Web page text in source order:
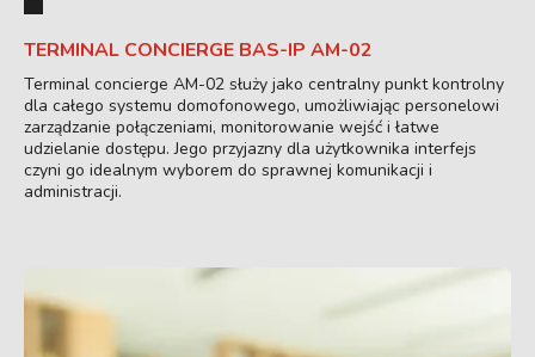
TERMINAL CONCIERGE BAS-IP AM-02
Terminal concierge AM-02 służy jako centralny punkt kontrolny
dla całego systemu domofonowego, umożliwiając personelowi
zarządzanie połączeniami, monitorowanie wejść i łatwe
udzielanie dostępu. Jego przyjazny dla użytkownika interfejs
czyni go idealnym wyborem do sprawnej komunikacji i
administracji.